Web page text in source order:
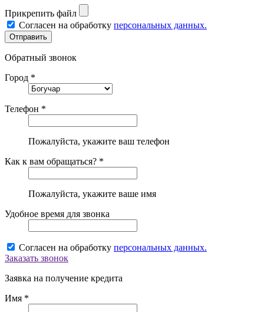
Прикрепить файл
Согласен на обработку персональных данных.
Обратный звонок
Город *
Телефон *
Пожалуйста, укажите ваш телефон
Как к вам обращаться? *
Пожалуйста, укажите ваше имя
Удобное время для звонка
Согласен на обработку персональных данных.
Заказать звонок
Заявка на получение кредита
Имя *